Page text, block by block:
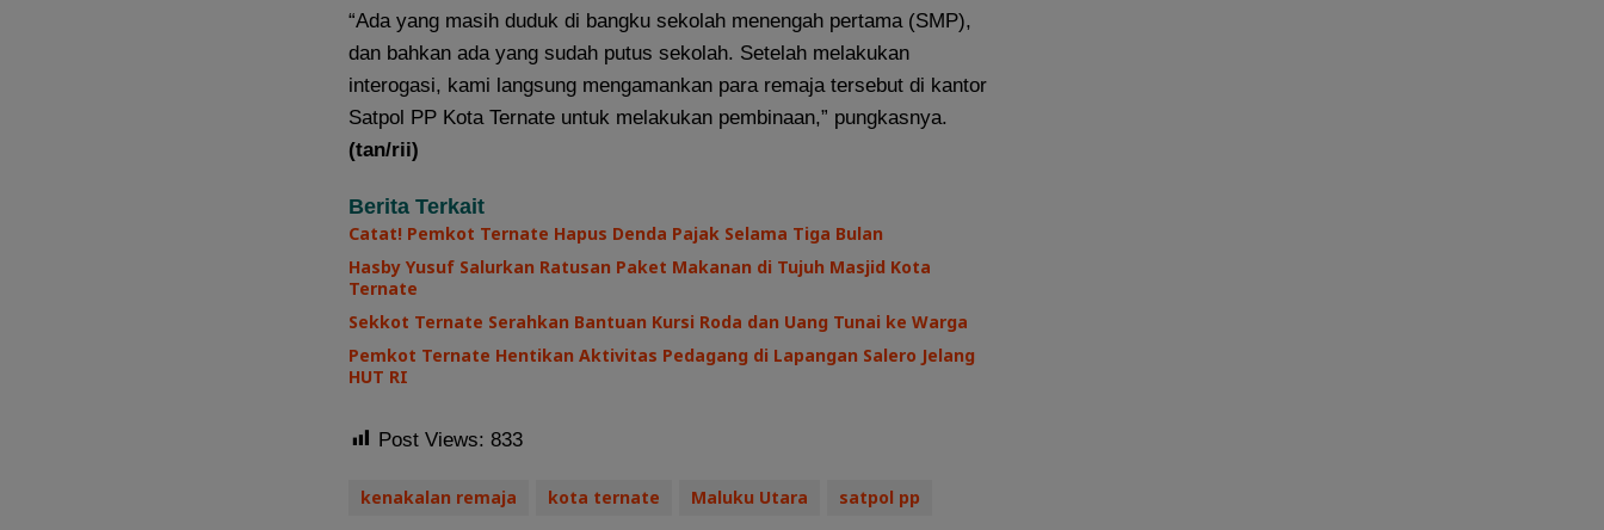
“Ada yang masih duduk di bangku sekolah menengah pertama (SMP),
dan bahkan ada yang sudah putus sekolah. Setelah melakukan
interogasi, kami langsung mengamankan para remaja tersebut di kantor
Satpol PP Kota Ternate untuk melakukan pembinaan,” pungkasnya.
(tan/rii)
Berita Terkait
Catat! Pemkot Ternate Hapus Denda Pajak Selama Tiga Bulan
Hasby Yusuf Salurkan Ratusan Paket Makanan di Tujuh Masjid Kota
Ternate
Sekkot Ternate Serahkan Bantuan Kursi Roda dan Uang Tunai ke Warga
Pemkot Ternate Hentikan Aktivitas Pedagang di Lapangan Salero Jelang
HUT RI
Post Views: 833
kenakalan remaja kota ternate Maluku Utara satpol pp